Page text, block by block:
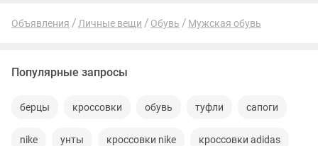
Объявления Личные вещи Обувь Мужская обувь
Популярные запросы
берцы кроссовки обувь туфли сапоги
nike унты кроссовки nike кроссовки adidas